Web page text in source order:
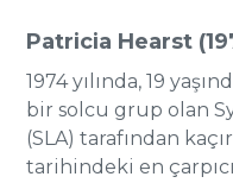
Patricia Hearst
1974 yılında, 19
bir solcu grup olan
(SLA) tarafından
tarihindeki en